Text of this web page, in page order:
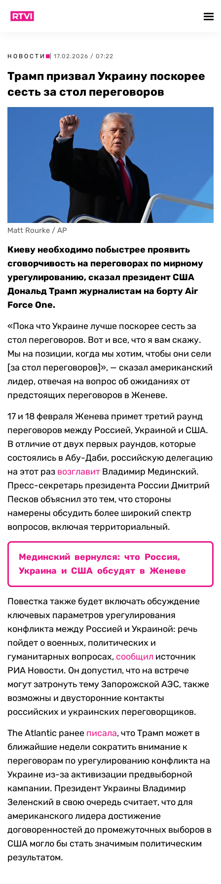
НОВОСТИ | 17.02.2026 / 07:22
Трамп призвал Украину поскорее
сесть за стол переговоров
Matt Rourke / AP
Киеву необходимо побыстрее проявить
сговорчивость на переговорах по мирному
урегулированию, сказал президент США
Дональд Трамп журналистам на борту Air
Force One.
«Пока что Украине лучше поскорее сесть за
стол переговоров. Вот и все, что я вам скажу.
Мы на позиции, когда мы хотим, чтобы они сели
[за стол переговоров]», — сказал американский
лидер, отвечая на вопрос об ожиданиях от
предстоящих переговоров в Женеве.
17 и 18 февраля Женева примет третий раунд
переговоров между Россией, Украиной и США.
В отличие от двух первых раундов, которые
состоялись в Абу-Даби, российскую делегацию
на этот раз возглавит Владимир Мединский.
Пресс-секретарь президента России Дмитрий
Песков объяснил это тем, что стороны
намерены обсудить более широкий спектр
вопросов, включая территориальный.
Мединский вернулся: что Россия,
Украина и США обсудят в Женеве
Повестка также будет включать обсуждение
ключевых параметров урегулирования
конфликта между Россией и Украиной: речь
пойдет о военных, политических и
гуманитарных вопросах, сообщил источник
РИА Новости. Он допустил, что на встрече
могут затронуть тему Запорожской АЭС, также
возможны и двусторонние контакты
российских и украинских переговорщиков.
The Atlantic ранее писала, что Трамп может в
ближайшие недели сократить внимание к
переговорам по урегулированию конфликта на
Украине из-за активизации предвыборной
кампании. Президент Украины Владимир
Зеленский в свою очередь считает, что для
американского лидера достижение
договоренностей до промежуточных выборов в
США могло бы стать значимым политическим
результатом.